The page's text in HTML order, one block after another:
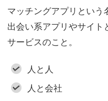
マッチングアプリという
出会い系アプリやサイト
サービスのこと。
人と人
人と会社